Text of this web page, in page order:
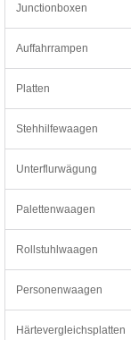
Junctionboxen
Auffahrrampen
Platten
Stehhilfewaagen
Unterflurwägung
Palettenwaagen
Rollstuhlwaagen
Personenwaagen
Härtevergleichsplatten